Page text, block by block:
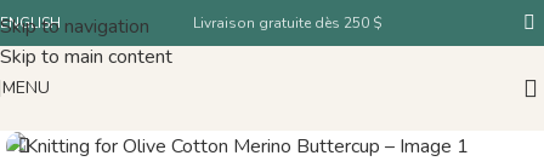
Skip to navigation
Skip to main content
ENGLISH Livraison gratuite dès 250 $
MENU